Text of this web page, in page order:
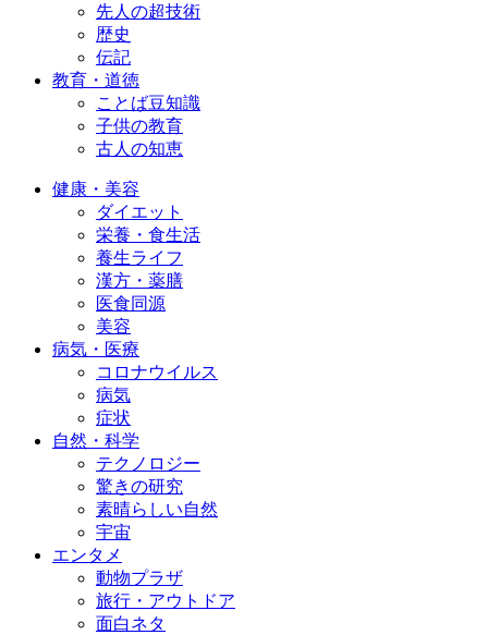
先人の超技術
歴史
伝記
教育・道徳
ことば豆知識
子供の教育
古人の知恵
健康・美容
ダイエット
栄養・食生活
養生ライフ
漢方・薬膳
医食同源
美容
病気・医療
コロナウイルス
病気
症状
自然・科学
テクノロジー
驚きの研究
素晴らしい自然
宇宙
エンタメ
動物プラザ
旅行・アウトドア
面白ネタ